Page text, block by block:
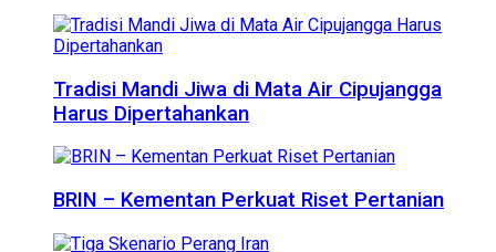
Tradisi Mandi Jiwa di Mata Air Cipujangga
Harus Dipertahankan
BRIN – Kementan Perkuat Riset Pertanian